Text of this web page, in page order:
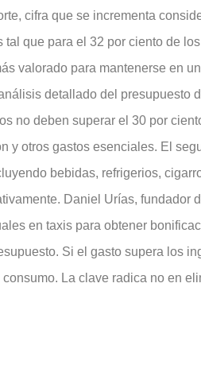
cifra que se incrementa
que para el 32 por ciento de
valorado para mantenerse en
detallado del presupuesto
no deben superar el 30 por
y otros gastos esenciales. El
bebidas, refrigerios,
Daniel Urías, fundador
en taxis para obtener
Si el gasto supera los
La clave radica no en